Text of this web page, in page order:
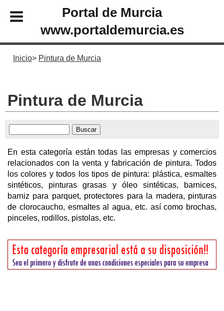
Portal de Murcia
www.portaldemurcia.es
Inicio Pintura de Murcia
Pintura de Murcia
En esta categoría están todas las empresas y comercios
relacionados con la venta y fabricación de pintura. Todos
los colores y todos los tipos de pintura: plástica, esmaltes
sintéticos, pinturas grasas y óleo sintéticas, barnices,
barniz para parquet, protectores para la madera, pinturas
de clorocaucho, esmaltes al agua, etc. así como brochas,
pinceles, rodillos, pistolas, etc.